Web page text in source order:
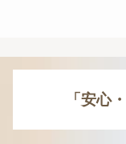
「安心